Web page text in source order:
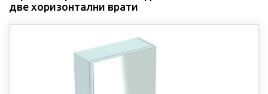
две хоризонтални врати